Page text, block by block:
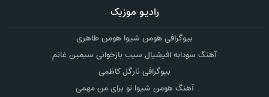
رادیو موزیک
بیوگرافی هومن شیوا هومن طاهری
آهنگ سودابه افیشیال سیب بازخوانی سیمین غانم
بیوگرافی نارگل کاظمی
آهنگ هومن شیوا تو برای من مهمی